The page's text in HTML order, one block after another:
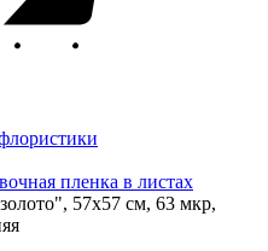
пленка в листах
57x57 см, 63 мкр,